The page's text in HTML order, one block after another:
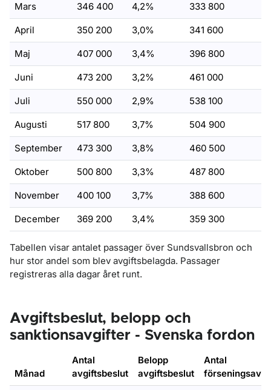
Mars 346 400 4,2% 333 800
April 350 200 3,0% 341 600
Maj 407 000 3,4% 396 800
Juni 473 200 3,2% 461 000
Juli 550 000 2,9% 538 100
Augusti 517 800 3,7% 504 900
September 473 300 3,8% 460 500
Oktober 500 800 3,3% 487 800
November 400 100 3,7% 388 600
December 369 200 3,4% 359 300
Tabellen visar antalet passager över Sundsvallsbron och
hur stor andel som blev avgiftsbelagda. Passager
registreras alla dagar året runt.
Avgiftsbeslut, belopp och
sanktionsavgifter - Svenska fordon
Månad
Antal
avgiftsbeslut
Belopp
avgiftsbeslut
Antal